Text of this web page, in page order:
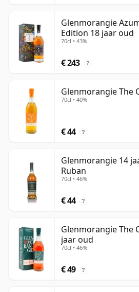
Glenmorangie
Edition 18 jaar oud
70cl • 43%
€ 243 ?
Glenmorangie The
70cl • 40%
€ 44 ?
Glenmorangie 14
Ruban
70cl • 46%
€ 44 ?
Glenmorangie The
jaar oud
70cl • 46%
€ 49 ?